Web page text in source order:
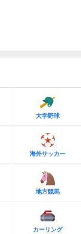
大学野球
海外サッカー
地方競馬
カーリング